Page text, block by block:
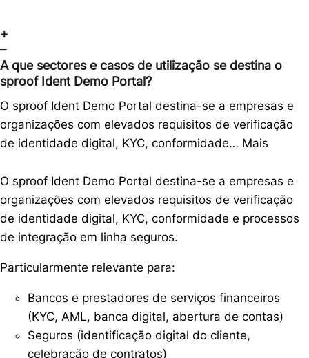
+
–
A que sectores e casos de utilização se destina o
sproof Ident Demo Portal?
O sproof Ident Demo Portal destina-se a empresas e
organizações com elevados requisitos de verificação
de identidade digital, KYC, conformidade… Mais
O sproof Ident Demo Portal destina-se a empresas e
organizações com elevados requisitos de verificação
de identidade digital, KYC, conformidade e processos
de integração em linha seguros.
Particularmente relevante para:
Bancos e prestadores de serviços financeiros
(KYC, AML, banca digital, abertura de contas)
Seguros (identificação digital do cliente,
celebração de contratos)